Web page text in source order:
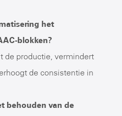
het
blokken?
de productie, vermindert
de consistentie in
behouden van de